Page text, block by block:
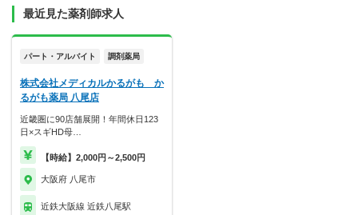
最近見た薬剤師求人
パート・アルバイト 調剤薬局
株式会社メディカルかるがも か
るがも薬局 八尾店
近畿圏に90店舗展開！年間休日123
日×スギHD母…
【時給】2,000円～2,500円
大阪府 八尾市
近鉄大阪線 近鉄八尾駅